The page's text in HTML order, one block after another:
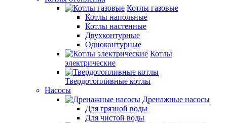
Котлы газовые
Котлы напольные
Котлы настенные
Двухконтурные
Одноконтурные
Котлы
электрические
Твердотопливные котлы
Насосы
Дренажные насосы
Для грязной воды
Для чистой воды